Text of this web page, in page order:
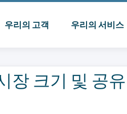
우리의 고객 우리의 서비스
장 크기 및 공유